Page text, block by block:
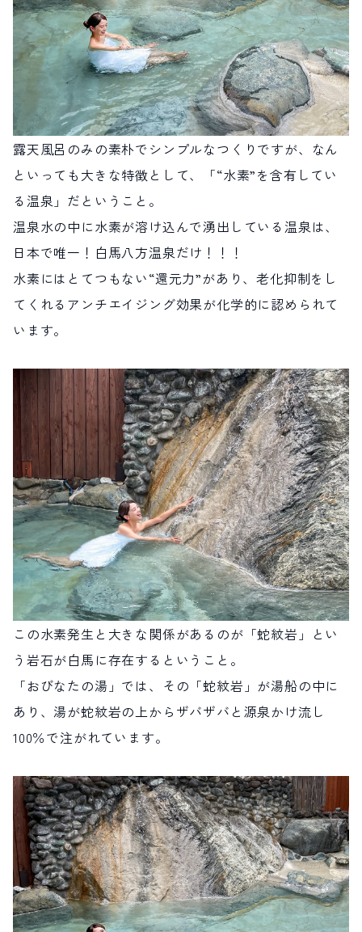
露天風呂のみの素朴でシンプルなつくりですが、なん
といっても大きな特徴として、「“水素”を含有してい
る温泉」だということ。
温泉水の中に水素が溶け込んで湧出している温泉は、
日本で唯一！白馬八方温泉だけ！！！
水素にはとてつもない“還元力”があり、老化抑制をし
てくれるアンチエイジング効果が化学的に認められて
います。
この水素発生と大きな関係があるのが「蛇紋岩」とい
う岩石が白馬に存在するということ。
「おびなたの湯」では、その「蛇紋岩」が湯船の中に
あり、湯が蛇紋岩の上からザバザバと源泉かけ流し
100％で注がれています。